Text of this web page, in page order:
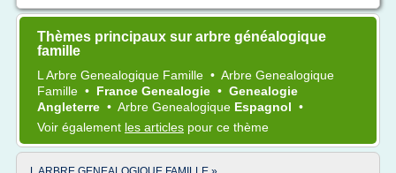
Thèmes principaux sur arbre généalogique
famille
L Arbre Genealogique Famille • Arbre Genealogique
Famille • France Genealogie • Genealogie
Angleterre • Arbre Genealogique Espagnol •
Voir également les articles pour ce thème